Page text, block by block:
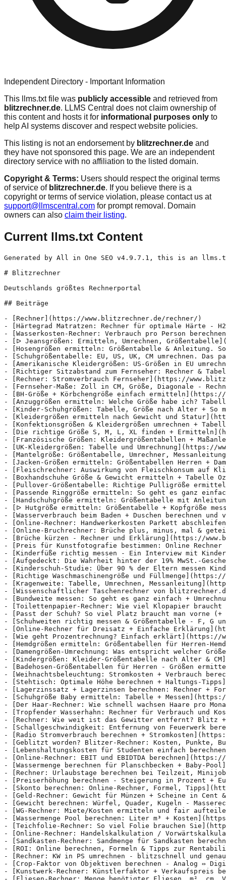
Independent Directory - Important Information
This llms.txt file was publicly accessible and retrieved from
blitzrechner.de. LLMS Central does not claim ownership of
this content and hosts it for informational purposes only to
help AI systems discover and respect website policies.
This listing is not an endorsement by blitzrechner.de and
they have not sponsored this page. We are an independent
directory service with no affiliation to the listed domain.
Copyright & Terms: Users should respect the original terms
of service of blitzrechner.de. If you believe there is a
copyright or terms of service violation, please contact us at
support@llmscentral.com for prompt removal. Domain
owners can also claim their listing.
Current llms.txt Content
Generated by All in One SEO v4.9.7.1, this is an llms.txt file, used by LLMs to index the site.

# Blitzrechner

Deutschlands größtes Rechnerportal

## Beiträge

- [Rechner](https://www.blitzrechner.de/rechner/)
- [Härtegrad Matratzen: Rechner für optimale Härte - H2, H3, H4](https://www.blitzrechner.de/matratze/)
- [Wasserkosten-Rechner: Verbrauch pro Person berechnen](https://www.blitzrechner.de/wasserkosten/) - Verbrauchen Sie zu viel Wasser? Zahlen Sie zu hohe Wasserpreise? Online-Rechner: Durschnittlicher Verbrauch cbm pro Person. Mit smarten Spartipps.
- [ᐅ Jeansgrößen: Ermitteln, Umrechnen, Größentabelle](https://www.blitzrechner.de/jeans/) - lll➤ Einfach die richtige Jeansgröße ermitteln! ✔ Jeans-Größentabelle + Umrechner. ✔ Für Herren und Damenjeans. ✔ Messanleitung. ✔ Welche Hosengröße entspricht welcher Jeansgröße W/L?
- [Hosengrößen ermitteln: Größentabelle & Anleitung. So geht's](https://www.blitzrechner.de/hosengroesse/) - llll➤ Einfach & schnell: ✔ Größentabellen. ✔ Messanleitung ✔ Umrechner Deutsche Konfektionsgröße in US, UK usw.
- [Schuhgrößentabelle: EU, US, UK, CM umrechnen. Das passt!](https://www.blitzrechner.de/schuhgroessen-berechnen/) - Die richtige Schuhgröße einfach finden. llll➤ US, UK, EU, DE - Schuhgrößenberater. ✓ Größentabellen für Herren, Damen & Kinder. ✓ Anleitung: So korrekt messen. ✓ Umrechner.
- [Amerikanische Kleidergrößen: US-Größen in EU umrechnen + Tabelle](https://www.blitzrechner.de/us-groessen/) - IIII➤ US-Größen für alle Kleider und Schuhe ✓ EU-Größe in Amerikanische Größen. ✓ USA-Kleidergrößen in EU-Größen umrechnen. ✓ Größentabellen & Messanleitung
- [Richtiger Sitzabstand zum Fernseher: Rechner & Tabelle](https://www.blitzrechner.de/fernseher-abstand/)
- [Rechner: Stromverbrauch Fernseher](https://www.blitzrechner.de/fernseher-stromverbrauch/)
- [Fernseher-Maße: Zoll in CM, Größe, Diagonale - Rechner](https://www.blitzrechner.de/fernsehergroesse/) - Einfach berechnen: ✓ Zoll in Zentimeter. ✓ Höhe & Breite Bildschirmdiagonale. ✓ Zwei Fernsehergrößen miteinander vergleichen. ✓ Optimaler Sitzabstand zum TV.
- [BH-Größe + Körbchengröße einfach ermitteln](https://www.blitzrechner.de/bh-groesse/) - IIII➤ Perfekte BH-Größe ermitteln ✓ Anleitung Brustumfang messen. ✓ BH-Größen-Rechner. ✓ Größentabelle für große, kleine, normale, spitze und hängende Brüste.
- [Anzuggrößen ermitteln: Welche Größe habe ich? Tabelle + Hilfe](https://www.blitzrechner.de/anzuggroessen/)
- [Kinder-Schuhgrößen: Tabelle, Größe nach Alter + So messen](https://www.blitzrechner.de/kinderschuhgroesse/) - llll➤ Perfekt passende Kinderschuhe ✓ Zuhause messen mit Tipps. ✓ Alle Größentabellen + Rechner. ✓ Einfacher Trick um die richtige Größe zu finden.
- [Kleidergrößen ermitteln nach Gewicht und Statur](https://www.blitzrechner.de/kleidergroessen/)
- [Konfektionsgrößen & Kleidergrößen umrechnen + Tabelle](https://www.blitzrechner.de/konfektionsgroessen/) - llll➤ So sitzt Kleidung perfekt: ✓ Konfektionsgrößen umrechnen. ✓ Konfektionsgrößen berechen. ✓ Größentabellen für Herren & Damen.
- [Die richtige Größe S, M, L, XL finden + Ermitteln](https://www.blitzrechner.de/herrengroessen/) - Ganz einfach & schnell die richtige S, M, L, XL Größe finden. Kleidergrößen-Größentabellen für Deutsche und Internationale Größen. Mit Mess-Trick.
- [Französische Größen: Kleidergrößentabellen + Maßanleitung](https://www.blitzrechner.de/franzoesische-groessen/)
- [UK-Kleidergrößen: Tabelle und Umrechnung](https://www.blitzrechner.de/englische-groessen/) - Englische Größen: Größentabellen, Umrechnung und Messen für Herren, Damen und Kinder. Rechner: Deutsche/Europäische in UK, Englisch, Britisch.
- [Mantelgröße: Größentabelle, Umrechner, Messanleitung](https://www.blitzrechner.de/mantel/) - Größentabellen, Messanleitung sowie einen Umrechner zwischen europäischen und internationalen Größen von Mänteln für Herren, Damen und Kinder.
- [Jacken-Größen ermitteln: Größentabellen Herren + Damen](https://www.blitzrechner.de/jackengroessen/) - Schnell Messen oder gleich umrechnen: Größentabelle, Rechner für Deutsche Jackengrößen (DE/EU) und Internationale Jackengrößen. Mit vielen Tipps.
- [Fleischrechner: Auswirkung von Fleischkonsum auf Klima, Umwelt & Mensch](https://www.blitzrechner.de/fleisch/) - Der Fleischrechner zeigt Ihnen, wie viel Fleisch Sie im Laufe der Zeit essen. Welche Folgen die Tierhaltung hat. Und inwieweit Klima und Umwelt entlastet werden, wenn Sie Ihren Fleischkonsum reduzieren. Vegetarier und Veganer finden heraus, wie viel sie bereits eingespart haben. Fleischrechner Fleischkonsum: Der Status Quo Wussten Sie, dass jeder Deutsche pro Jahr im Schnitt
- [Boxhandschuhe Größe & Gewicht ermitteln + Tabelle Oz](https://www.blitzrechner.de/boxhandschuh-groesse-berechnen/)
- [Pullover-Größentabelle: Richtige Pulligröße ermitteln](https://www.blitzrechner.de/pullover/) - Umrechner von Deutscher Konfektionsgröße in Internationale Größen. Anleitung zum Messen und Bestimmen der individuell richtigen Pullovergröße. Überblick über Pulloverarten & Materialien.
- [Passende Ringgröße ermitteln: So geht es ganz einfach](https://www.blitzrechner.de/ringgroesse/) - So geht’s: IIII➤ Ringgröße ganz einfach herausfinden ✓ Tipps zum richtigen Ausmessen. ✓ Online-Rechner, Umrechner & Ringgrößen-Tabelle. ✓ Heimlich ermitteln
- [Handschuhgröße ermitteln: Größentabelle mit Anleitung](https://www.blitzrechner.de/handschuhgroessen/)
- [ᐅ Hutgröße ermitteln: Größentabelle + Kopfgröße messen](https://www.blitzrechner.de/hutgroesse/) - So finden Sie die perfekte Größe: ✓ Trick wie man den Kopfumfang einfach misst. ✓ Umrechner und Größentabelle. ✓ So passt der Hut perfekt.
-